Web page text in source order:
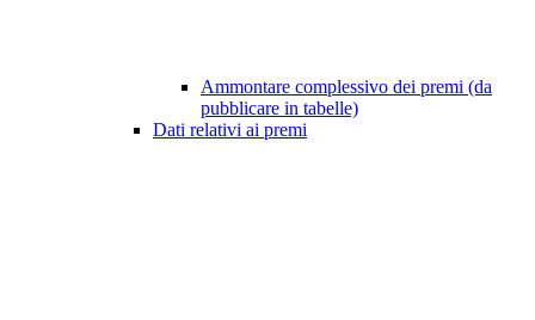
Ammontare complessivo dei premi (da
pubblicare in tabelle)
Dati relativi ai premi